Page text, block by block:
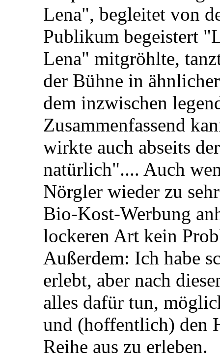
Lena", begleitet von
Publikum begeistert
Lena" mitgröhlte,
der Bühne in
dem inzwischen
Zusammenfassend
wirkte auch abseits
natürlich".... Auch
Nörgler wieder zu
Bio-Kost-Werbung
lockeren Art kein
Außerdem: Ich habe
erlebt, aber nach
alles dafür tun,
und (hoffentlich) den
Reihe aus zu erleben.